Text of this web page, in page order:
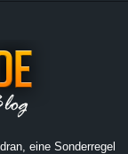
eine Sonderregel